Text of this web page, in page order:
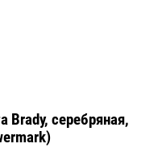
серебряная,